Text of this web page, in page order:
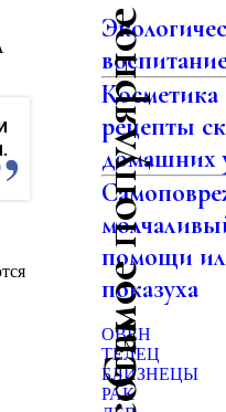
Самое популярное
Косметика
рецепты
домашних
помощи
показуха
ОВЕН
ТЕЛЕЦ
БЛИЗНЕЦЫ
РАК